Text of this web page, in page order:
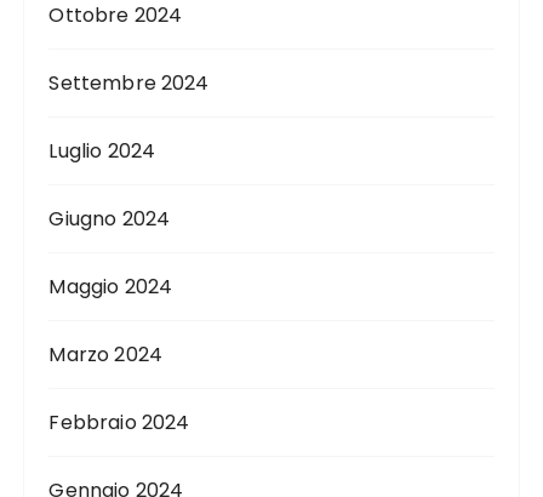
Ottobre 2024
Settembre 2024
Luglio 2024
Giugno 2024
Maggio 2024
Marzo 2024
Febbraio 2024
Gennaio 2024